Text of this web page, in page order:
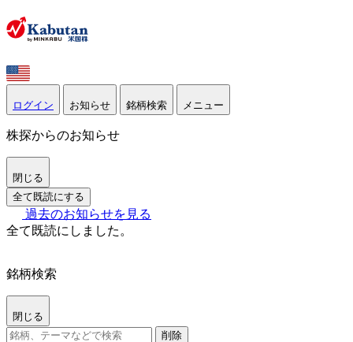
ログイン お知らせ 銘柄検索 メニュー
株探からのお知らせ
閉じる
全て既読にする
過去のお知らせを見る
全て既読にしました。
銘柄検索
閉じる
削除